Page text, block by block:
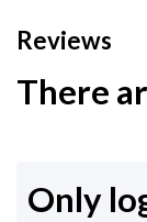
Reviews
There
Only